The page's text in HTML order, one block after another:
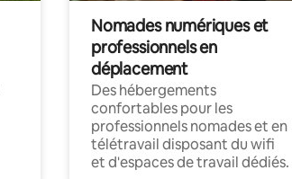
Nomades numériques et
professionnels en
déplacement
Des hébergements
confortables pour les
professionnels nomades et en
télétravail disposant du wifi
et d'espaces de travail dédiés.